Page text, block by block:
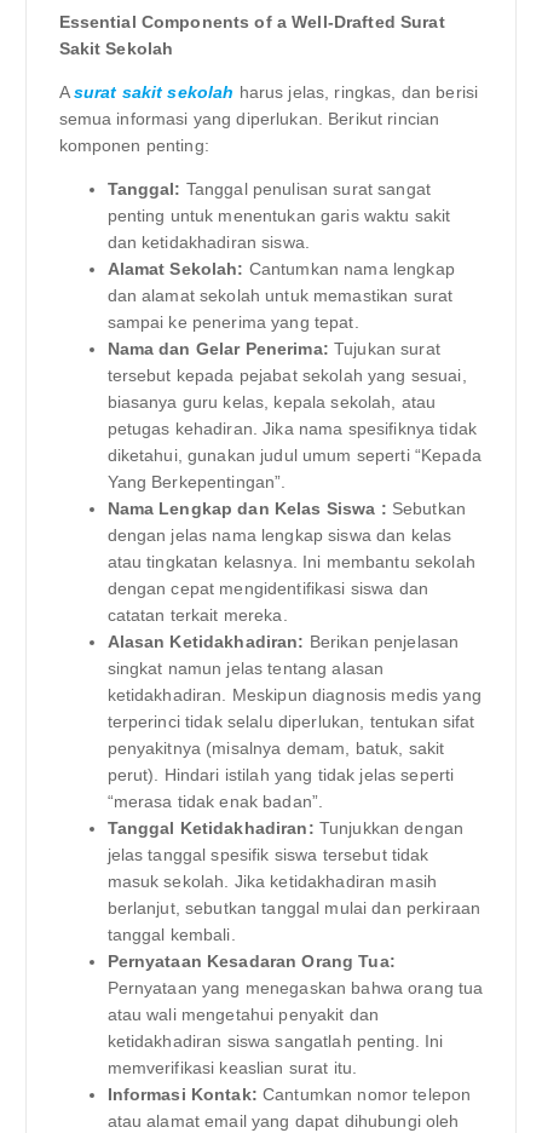
Essential Components of a Well-Drafted Surat
Sakit Sekolah
Asurat sakit sekolah harus jelas, ringkas, dan berisi
semua informasi yang diperlukan. Berikut rincian
komponen penting:
Tanggal: Tanggal penulisan surat sangat
penting untuk menentukan garis waktu sakit
dan ketidakhadiran siswa.
Alamat Sekolah: Cantumkan nama lengkap
dan alamat sekolah untuk memastikan surat
sampai ke penerima yang tepat.
Nama dan Gelar Penerima: Tujukan surat
tersebut kepada pejabat sekolah yang sesuai,
biasanya guru kelas, kepala sekolah, atau
petugas kehadiran. Jika nama spesifiknya tidak
diketahui, gunakan judul umum seperti “Kepada
Yang Berkepentingan”.
Nama Lengkap dan Kelas Siswa : Sebutkan
dengan jelas nama lengkap siswa dan kelas
atau tingkatan kelasnya. Ini membantu sekolah
dengan cepat mengidentifikasi siswa dan
catatan terkait mereka.
Alasan Ketidakhadiran: Berikan penjelasan
singkat namun jelas tentang alasan
ketidakhadiran. Meskipun diagnosis medis yang
terperinci tidak selalu diperlukan, tentukan sifat
penyakitnya (misalnya demam, batuk, sakit
perut). Hindari istilah yang tidak jelas seperti
“merasa tidak enak badan”.
Tanggal Ketidakhadiran: Tunjukkan dengan
jelas tanggal spesifik siswa tersebut tidak
masuk sekolah. Jika ketidakhadiran masih
berlanjut, sebutkan tanggal mulai dan perkiraan
tanggal kembali.
Pernyataan Kesadaran Orang Tua:
Pernyataan yang menegaskan bahwa orang tua
atau wali mengetahui penyakit dan
ketidakhadiran siswa sangatlah penting. Ini
memverifikasi keaslian surat itu.
Informasi Kontak: Cantumkan nomor telepon
atau alamat email yang dapat dihubungi oleh